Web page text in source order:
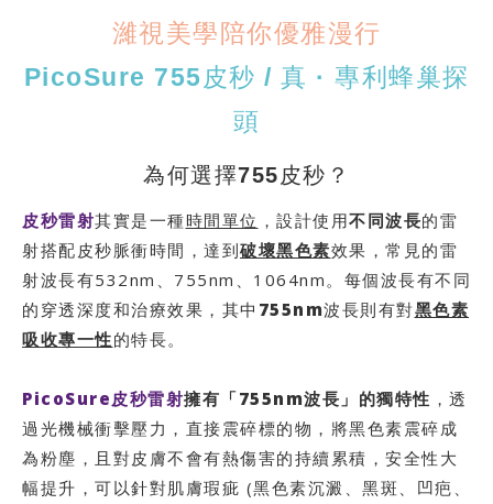
濰視美學陪你優雅漫行
PicoSure 755皮秒 / 真 · 專利蜂巢探
頭
為何選擇755皮秒？
皮秒雷射其實是一種時間單位 ，設計使用不同波長的雷
射搭配皮秒脈衝時間，達到破壞黑色素效果，常見的雷
射波長有532nm、755nm、1064nm。每個波長有不同
的穿透深度和治療效果，其中 755nm波長則有對黑色素
吸收專一性的特長。
PicoSure皮秒雷射擁有「755nm波長」的獨特性 ，透
過光機械衝擊壓力，直接震碎標的物，將黑色素震碎成
為粉塵，且對皮膚不會有熱傷害的持續累積，安全性大
幅提升，可以針對肌膚瑕疵 (黑色素沉澱、黑斑、凹疤、